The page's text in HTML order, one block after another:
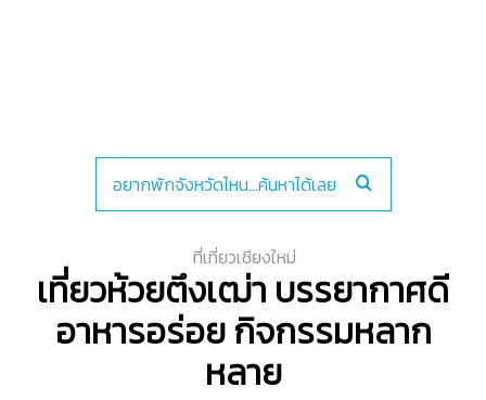
ที่เที่ยวเชียงใหม่
เที่ยวห้วยตึงเฒ่า บรรยากาศดี
อาหารอร่อย กิจกรรมหลาก
หลาย